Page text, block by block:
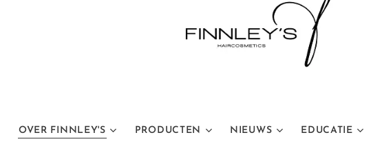
OVER FINNLEY'S PRODUCTEN NIEUWS EDUCATIE